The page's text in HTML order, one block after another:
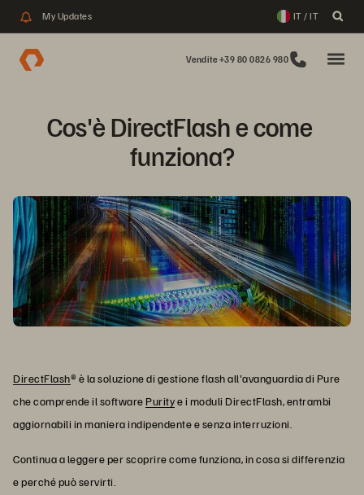
My Updates IT / IT
Vendite +39 80 0826 980
Cos'è DirectFlash e come
funziona?
DirectFlash® è la soluzione di gestione flash all'avanguardia di Pure
che comprende il softwarePuritye i moduli DirectFlash, entrambi
aggiornabili in maniera indipendente e senza interruzioni.
Continua a leggere per scoprire come funziona, in cosa si differenzia
e perché può servirti.